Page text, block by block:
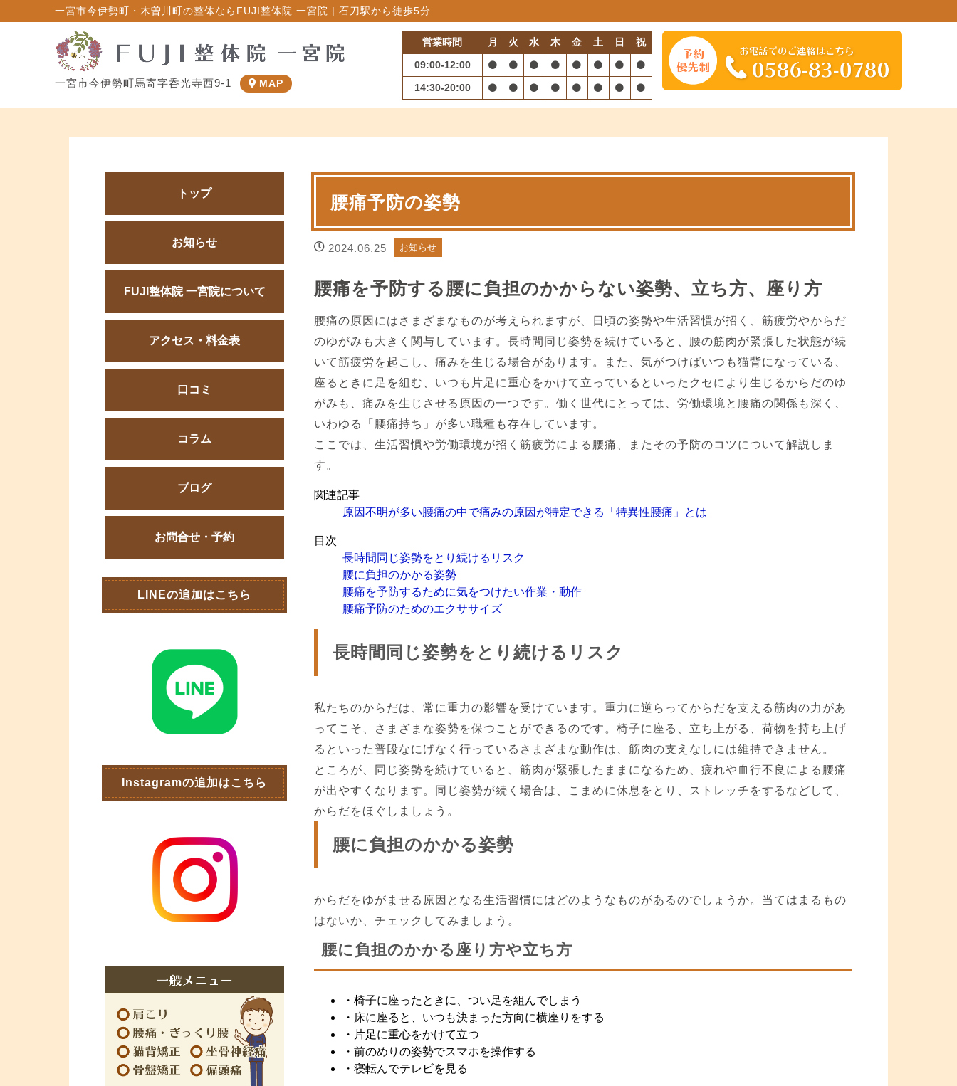
一宮市今伊勢町・木曽川町の整体ならFUJI整体院 一宮院 | 石刀駅から徒歩5分
一宮市今伊勢町馬寄字呑光寺西9-1 MAP
営業時間 月 火 水 木 金 土 日
祝
09:00-12:00
14:30-20:00
腰痛予防の姿勢
2024.06.25 お知らせ
腰痛を予防する腰に負担のかからない姿勢、立ち方、座り方
腰痛の原因にはさまざまなものが考えられますが、日頃の姿勢や生活習慣が招く、筋疲労やからだ
のゆがみも大きく関与しています。長時間同じ姿勢を続けていると、腰の筋肉が緊張した状態が続
いて筋疲労を起こし、痛みを生じる場合があります。また、気がつけばいつも猫背になっている、
座るときに足を組む、いつも片足に重心をかけて立っているといったクセにより生じるからだのゆ
がみも、痛みを生じさせる原因の一つです。働く世代にとっては、労働環境と腰痛の関係も深く、
いわゆる「腰痛持ち」が多い職種も存在しています。
ここでは、生活習慣や労働環境が招く筋疲労による腰痛、またその予防のコツについて解説しま
す。
関連記事
原因不明が多い腰痛の中で痛みの原因が特定できる「特異性腰痛」とは
目次
長時間同じ姿勢をとり続けるリスク
腰に負担のかかる姿勢
腰痛を予防するために気をつけたい作業・動作
腰痛予防のためのエクササイズ
長時間同じ姿勢をとり続けるリスク
私たちのからだは、常に重力の影響を受けています。重力に逆らってからだを支える筋肉の力があ
ってこそ、さまざまな姿勢を保つことができるのです。椅子に座る、立ち上がる、荷物を持ち上げ
るといった普段なにげなく行っているさまざまな動作は、筋肉の支えなしには維持できません。
ところが、同じ姿勢を続けていると、筋肉が緊張したままになるため、疲れや血行不良による腰痛
が出やすくなります。同じ姿勢が続く場合は、こまめに休息をとり、ストレッチをするなどして、
からだをほぐしましょう。
腰に負担のかかる姿勢
からだをゆがませる原因となる生活習慣にはどのようなものがあるのでしょうか。当てはまるもの
はないか、チェックしてみましょう。
腰に負担のかかる座り方や立ち方
・椅子に座ったときに、つい足を組んでしまう
・床に座ると、いつも決まった方向に横座りをする
・片足に重心をかけて立つ
・前のめりの姿勢でスマホを操作する
・寝転んでテレビを見る
トップ
お知らせ
FUJI整体院 一宮院について
アクセス・料金表
口コミ
コラム
ブログ
お問合せ・予約
LINEの追加はこちら
Instagramの追加はこちら